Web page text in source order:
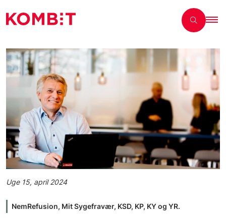
Uge 15, april 2024
NemRefusion, Mit Sygefravær, KSD, KP, KY og YR.